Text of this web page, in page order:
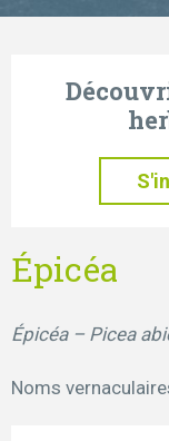
Épicéa
Épicéa – Picea
Noms